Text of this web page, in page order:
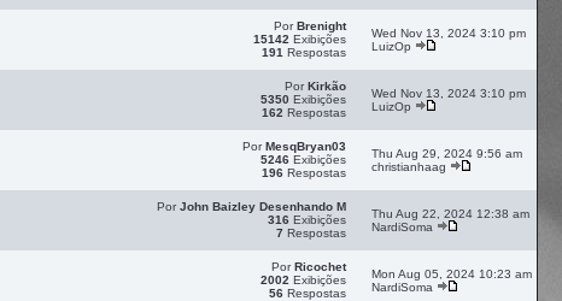
PorBrenight
15142 Exibições
191 Respostas
Wed Nov 13, 2024 3:10 pm
LuizOp
Por Kirkão
5350 Exibições
162 Respostas
Wed Nov 13, 2024 3:10 pm
LuizOp
PorMesqBryan03
5246Exibições
196Respostas
Thu Aug 29, 2024 9:56 am
christianhaag
Por John Baizley Desenhando M
316 Exibições
7 Respostas
Thu Aug 22, 2024 12:38 am
NardiSoma
PorRicochet
2002 Exibições
56Respostas
Mon Aug 05, 2024 10:23 am
NardiSoma